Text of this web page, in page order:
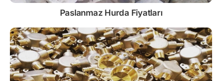
Paslanmaz Hurda Fiyatları